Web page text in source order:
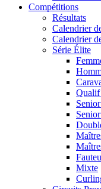
Compétitions
Résultats
Calendrier
Calendrier
Série Élite
Qualif
Mixte